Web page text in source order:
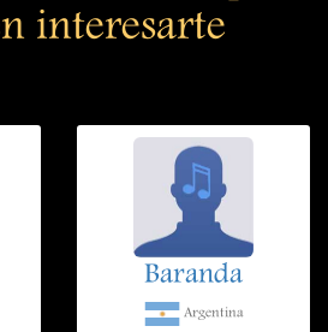
interesarte
Baranda
Argentina